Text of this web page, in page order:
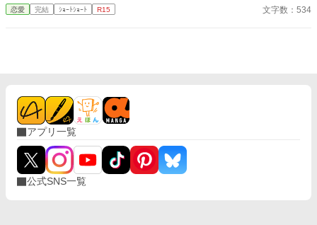
恋愛 完結 ｼｮｰﾄｼｮｰﾄ R15 文字数：534
アプリ一覧
公式SNS一覧